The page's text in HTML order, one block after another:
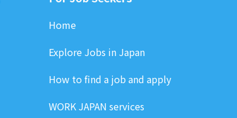
Home
Explore Jobs in Japan
How to find a job and apply
WORK JAPAN services